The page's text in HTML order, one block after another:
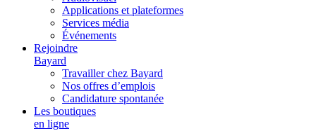
Applications et plateformes
Services média
Événements
Rejoindre
Bayard
Travailler chez Bayard
Nos offres d’emplois
Candidature spontanée
Les boutiques
en ligne